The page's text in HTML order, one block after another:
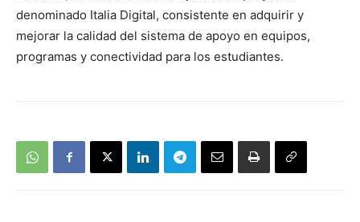
denominado Italia Digital, consistente en adquirir y
mejorar la calidad del sistema de apoyo en equipos,
programas y conectividad para los estudiantes.